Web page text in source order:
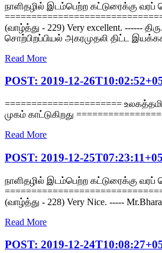
நாளிதழில் இடம்பெற்ற கட்டுரைக்கு வரப்
(வாழ்த்து - 229) Very excellent. ------
சொற்பிறப்பியல் அகரமுதலி திட்ட
Read More
POST: 2019-12-
======================
முகம் காட்டுகிறது
Read More
POST: 2019-12-
நாளிதழில் இடம்பெற்ற கட்டுரைக்கு வரப்
(வாழ்த்து - 228) Very Nice. -----
Read More
POST: 2019-12-